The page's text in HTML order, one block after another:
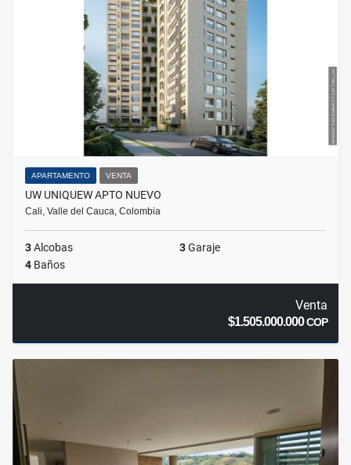
APARTAMENTO VENTA
UW UNIQUEW APTO NUEVO
Cali, Valle del Cauca, Colombia
3Alcobas 3Garaje
4 Baños
Venta
$1.505.000.000COP